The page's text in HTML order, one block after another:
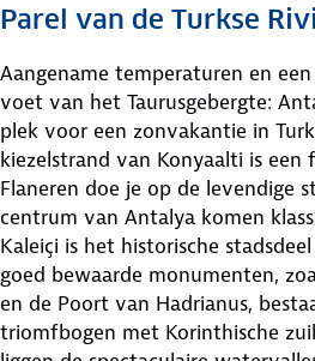
Parel van de Turkse
Aangename temperaturen en
voet van het Taurusgebergte:
plek voor een zonvakantie in
kiezelstrand van Konyaalti is een
Flaneren doe je op de levendige
centrum van Antalya komen
Kaleiçi is het historische
goed bewaarde monumenten,
en de Poort van Hadrianus,
triomfbogen met Korinthische